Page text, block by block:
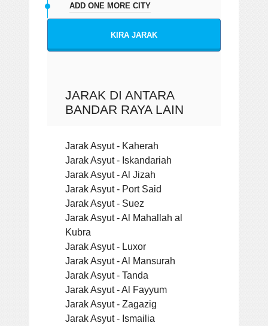
ADD ONE MORE CITY
KIRA JARAK
JARAK DI ANTARA
BANDAR RAYA LAIN
Jarak Asyut - Kaherah
Jarak Asyut - Iskandariah
Jarak Asyut - Al Jizah
Jarak Asyut - Port Said
Jarak Asyut - Suez
Jarak Asyut - Al Mahallah al
Kubra
Jarak Asyut - Luxor
Jarak Asyut - Al Mansurah
Jarak Asyut - Tanda
Jarak Asyut - Al Fayyum
Jarak Asyut - Zagazig
Jarak Asyut - Ismailia